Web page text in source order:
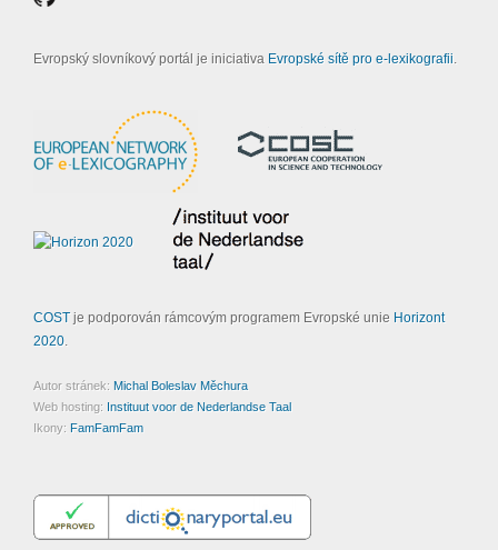
Evropský slovníkový portál je iniciativa Evropské sítě pro e-lexikografii.
COSTje podporován rámcovým programem Evropské unie Horizont
2020.
Autor stránek: Michal Boleslav Měchura
Web hosting: Instituut voor de Nederlandse Taal
Ikony: FamFamFam